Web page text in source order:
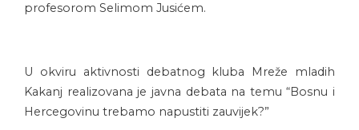
profesorom Selimom Jusićem.
U okviru aktivnosti debatnog kluba Mreže mladih
Kakanj realizovana je javna debata na temu “Bosnu i
Hercegovinu trebamo napustiti zauvijek?”